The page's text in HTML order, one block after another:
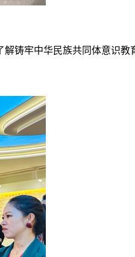
铸牢中华民族共同体意识教